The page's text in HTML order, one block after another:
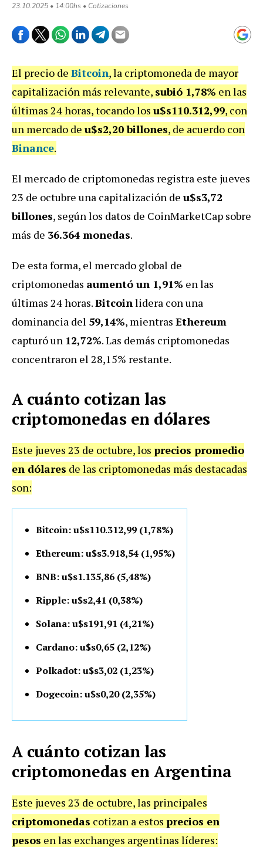
23.10.2025 • 14:00hs • Cotizaciones
El precio de Bitcoin, la criptomoneda de mayor
capitalización más relevante, subió 1,78% en las
últimas 24 horas, tocando los u$s110.312,99, con
un mercado de u$s2,20 billones, de acuerdo con
Binance.
El mercado de criptomonedas registra este jueves
23 de octubre una capitalización de u$s3,72
billones, según los datos de CoinMarketCap sobre
más de 36.364 monedas.
De esta forma, el mercado global de
criptomonedas aumentó un 1,91% en las
últimas 24 horas.Bitcoinlidera con una
dominancia del 59,14%, mientras Ethereum
capturó un 12,72%. Las demás criptomonedas
concentraron el 28,15% restante.
A cuánto cotizan las
criptomonedas en dólares
Este jueves 23 de octubre, los precios promedio
en dólares de las criptomonedas más destacadas
son:
Bitcoin: u$s110.312,99 (1,78%)
Ethereum: u$s3.918,54 (1,95%)
BNB: u$s1.135,86 (5,48%)
Ripple: u$s2,41 (0,38%)
Solana: u$s191,91 (4,21%)
Cardano: u$s0,65 (2,12%)
Polkadot: u$s3,02 (1,23%)
Dogecoin: u$s0,20 (2,35%)
A cuánto cotizan las
criptomonedas en Argentina
Este jueves 23 de octubre, las principales
criptomonedas cotizan a estos precios en
pesos en las exchanges argentinas líderes: